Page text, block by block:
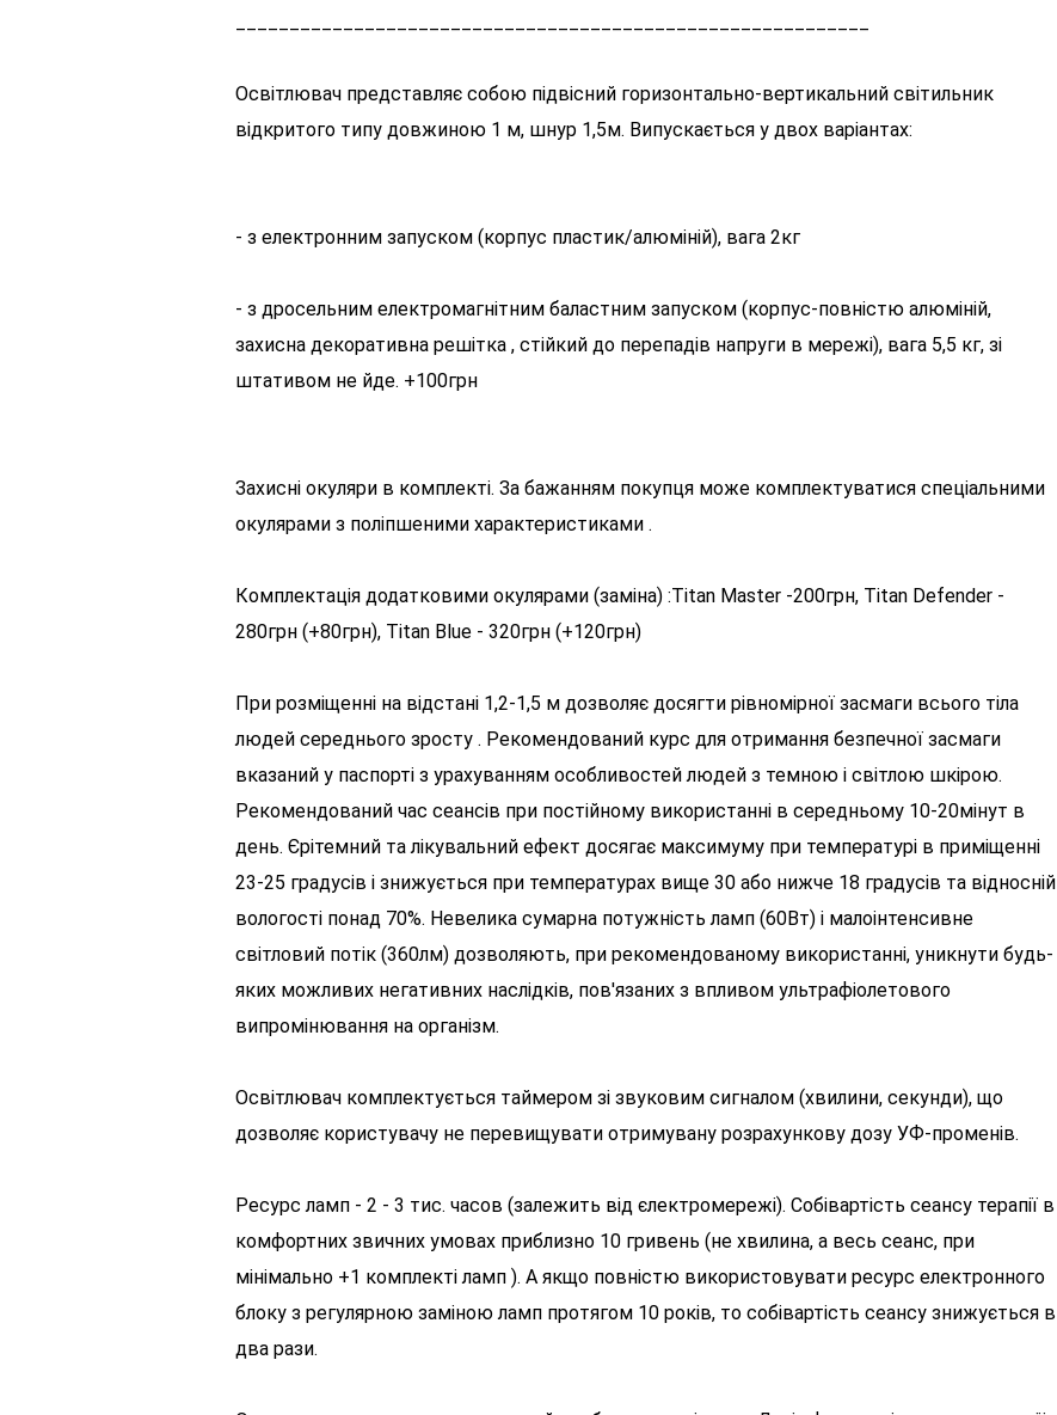
Освітлювач представляє собою підвісний горизонтально-вертикальний світильник
відкритого типу довжиною 1 м, шнур 1,5м. Випускається у двох варіантах:
- з електронним запуском (корпус пластик/алюміній), вага 2кг
- з дросельним електромагнітним баластним запуском (корпус-повністю алюміній,
захисна декоративна решітка , стійкий до перепадів напруги в мережі), вага 5,5 кг, зі
штативом не йде. +100грн
Захисні окуляри в комплекті. За бажанням покупця може комплектуватися спеціальними
окулярами з поліпшеними характеристиками .
Комплектація додатковими окулярами (заміна) :Titan Master -200грн, Titan Defender -
280грн (+80грн), Titan Blue - 320грн (+120грн)
При розміщенні на відстані 1,2-1,5 м дозволяє досягти рівномірної засмаги всього тіла
людей середнього зросту . Рекомендований курс для отримання безпечної засмаги
вказаний у паспорті з урахуванням особливостей людей з темною і світлою шкірою.
Рекомендований час сеансів при постійному використанні в середньому 10-20мінут в
день. Єрітемний та лікувальний ефект досягає максимуму при температурі в приміщенні
23-25 ​​градусів і знижується при температурах вище 30 або нижче 18 градусів та відносній
вологості понад 70%. Невелика сумарна потужність ламп (60Вт) і малоінтенсивне
світловий потік (360лм) дозволяють, при рекомендованому використанні, уникнути будь-
яких можливих негативних наслідків, пов'язаних з впливом ультрафіолетового
випромінювання на організм.
Освітлювач комплектується таймером зі звуковим сигналом (хвилини, секунди), що
дозволяє користувачу не перевищувати отримувану розрахункову дозу УФ-променів.
Ресурс ламп - 2 - 3 тис. часов (залежить від єлектромережі). Собівартість сеансу терапії в
комфортних звичних умовах приблизно 10 гривень (не хвилина, а весь сеанс, при
мінімально +1 комплекті ламп ). А якщо повністю використовувати ресурс електронного
блоку з регулярною заміною ламп протягом 10 років, то собівартість сеансу знижується в
два рази.